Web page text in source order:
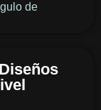
de